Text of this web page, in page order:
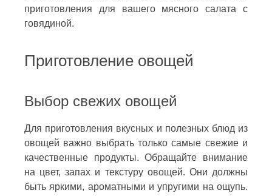
приготовления для вашего мясного салата с
говядиной.
Приготовление овощей
Выбор свежих овощей
Для приготовления вкусных и полезных блюд из
овощей важно выбрать только самые свежие и
качественные продукты. Обращайте внимание
на цвет, запах и текстуру овощей. Они должны
быть яркими, ароматными и упругими на ощупь.